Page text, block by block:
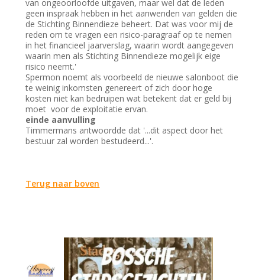
van ongeoorloofde uitgaven, maar wel dat de leden
geen inspraak hebben in het aanwenden van gelden die
de Stichting Binnendieze beheert. Dat was voor mij de
reden om te vragen een risico-paragraaf op te nemen
in het financieel jaarverslag, waarin wordt aangegeven
waarin men als Stichting Binnendieze mogelijk eige
risico neemt.'
Spermon noemt als voorbeeld de nieuwe salonboot die
te weinig inkomsten genereert of zich door hoge
kosten niet kan bedruipen wat betekent dat er geld bij
moet voor de exploitatie ervan.
einde aanvulling
Timmermans antwoordde dat '...dit aspect door het
bestuur zal worden bestudeerd...'.
Terug naar boven